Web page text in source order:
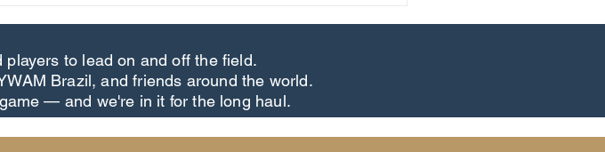
players to lead on and off the field.
Brazil, and friends around the world.
— and we're in it for the long haul.